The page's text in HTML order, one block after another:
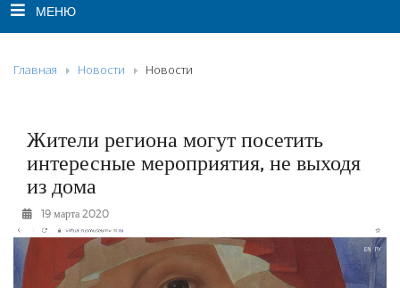
МЕНЮ
НОВОСТИ
К СВЕДЕНИЮ
КОНКУРСЫ
ФОТОРЕПОРТАЖИ
РЕКЛАМОДАТЕЛЯМ
ОБЪЯВЛЕНИЯ
КОНТАКТЫ
Главная Новости Новости
Жители региона могут посетить
интересные мероприятия, не выходя
из дома
19 марта 2020